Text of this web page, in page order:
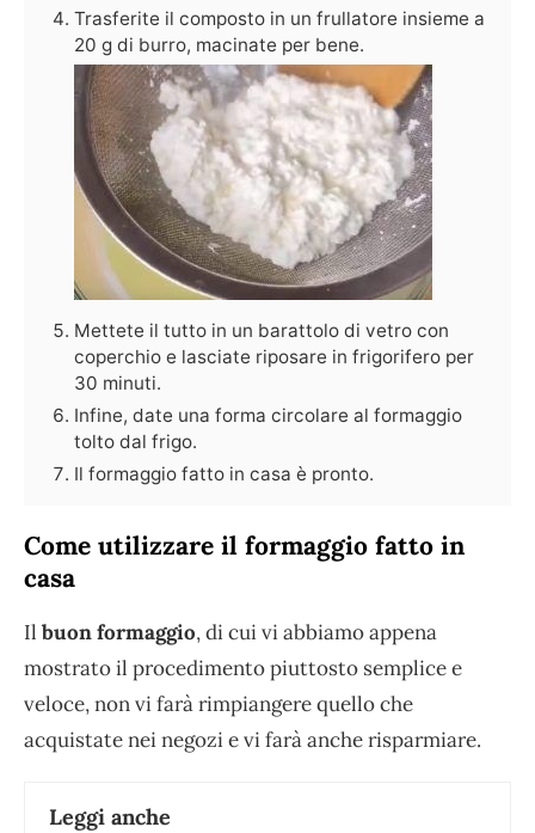
Trasferite il composto in un frullatore insieme a
20 g di burro, macinate per bene.
Mettete il tutto in un barattolo di vetro con
coperchio e lasciate riposare in frigorifero per
30 minuti.
Infine, date una forma circolare al formaggio
tolto dal frigo.
Il formaggio fatto in casa è pronto.
Come utilizzare il formaggio fatto in
casa
Il buon formaggio, di cui vi abbiamo appena
mostrato il procedimento piuttosto semplice e
veloce, non vi farà rimpiangere quello che
acquistate nei negozi e vi farà anche risparmiare.
Leggi anche